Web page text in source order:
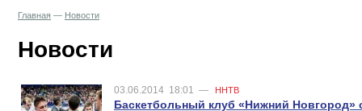
Главная — Новости
Новости
03.06.2014 18:01 — ННТВ
Баскетбольный клуб «Нижний Новгород»